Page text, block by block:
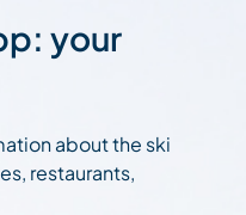
your
about the ski
restaurants,